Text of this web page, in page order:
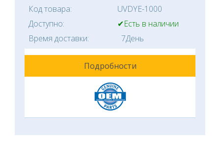
Код товара:
UVDYE-1000
Доступно:
✔Есть в наличии
Время доставки:
7День
Подробности